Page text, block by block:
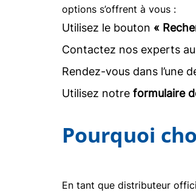
options s’offrent à vous :
Utilisez le bouton «
Contactez nos experts au
Rendez-vous dans l’une
Utilisez notre formulaire
Pourquoi
En tant que distributeur